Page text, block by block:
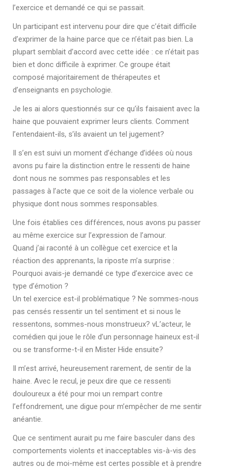
l’exercice et demandé ce qui se passait.
Un participant est intervenu pour dire que c’était difficile
d’exprimer de la haine parce que ce n’était pas bien. La
plupart semblait d’accord avec cette idée : ce n’était pas
bien et donc difficile à exprimer. Ce groupe était
composé majoritairement de thérapeutes et
d’enseignants en psychologie.
Je les ai alors questionnés sur ce qu’ils faisaient avec la
haine que pouvaient exprimer leurs clients. Comment
l’entendaient-ils, s’ils avaient un tel jugement?
Il s’en est suivi un moment d’échange d’idées où nous
avons pu faire la distinction entre le ressenti de haine
dont nous ne sommes pas responsables et les
passages à l’acte que ce soit de la violence verbale ou
physique dont nous sommes responsables.
Une fois établies ces différences, nous avons pu passer
au même exercice sur l’expression de l’amour.
Quand j’ai raconté à un collègue cet exercice et la
réaction des apprenants, la riposte m’a surprise :
Pourquoi avais-je demandé ce type d’exercice avec ce
type d’émotion ?
Un tel exercice est-il problématique ? Ne sommes-nous
pas censés ressentir un tel sentiment et si nous le
ressentons, sommes-nous monstrueux? vL’acteur, le
comédien qui joue le rôle d’un personnage haineux est-il
ou se transforme-t-il en Mister Hide ensuite?
Il m’est arrivé, heureusement rarement, de sentir de la
haine. Avec le recul, je peux dire que ce ressenti
douloureux a été pour moi un rempart contre
l’effondrement, une digue pour m’empêcher de me sentir
anéantie.
Que ce sentiment aurait pu me faire basculer dans des
comportements violents et inacceptables vis-à-vis des
autres ou de moi-même est certes possible et à prendre